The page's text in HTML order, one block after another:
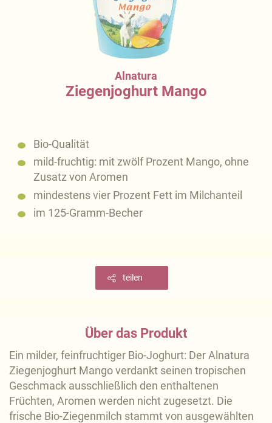
Alnatura
Ziegenjoghurt Mango
Bio-Qualität
mild-fruchtig: mit zwölf Prozent Mango, ohne
Zusatz von Aromen
mindestens vier Prozent Fett im Milchanteil
im 125-Gramm-Becher
teilen
Über das Produkt
Ein milder, feinfruchtiger Bio-Joghurt: Der Alnatura
Ziegenjoghurt Mango verdankt seinen tropischen
Geschmack ausschließlich den enthaltenen
Früchten, Aromen werden nicht zugesetzt. Die
frische Bio-Ziegenmilch stammt von ausgewählten